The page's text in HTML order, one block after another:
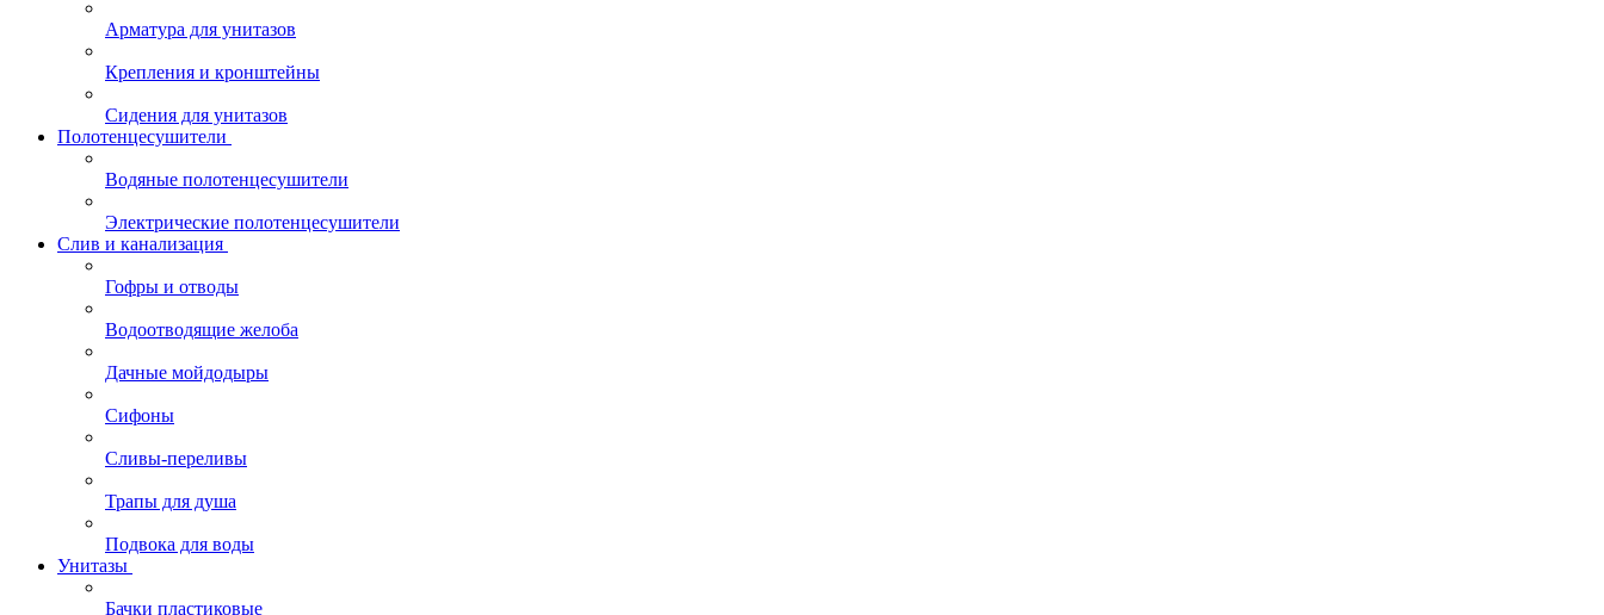
Арматура для унитазов
Крепления и кронштейны
Сидения для унитазов
Полотенцесушители
Водяные полотенцесушители
Электрические полотенцесушители
Слив и канализация
Гофры и отводы
Водоотводящие желоба
Дачные мойдодыры
Сифоны
Сливы-переливы
Трапы для душа
Подвока для воды
Унитазы
Бачки пластиковые